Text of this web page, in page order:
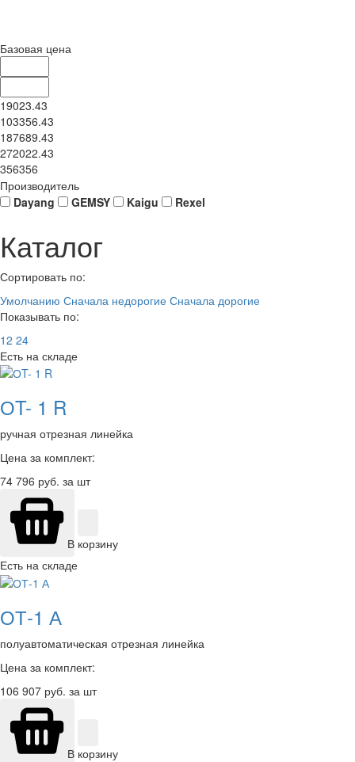
Базовая цена
19023.43
103356.43
187689.43
272022.43
356356
Производитель
Dayang
GEMSY Kaigu Rexel
Каталог
Сортировать по:
Умолчанию Сначала недорогие Сначала дорогие
Показывать по:
12 24
Есть на складе
ОT- 1 R
ручная отрезная линейка
Цена за комплект:
74 796 руб. за шт
В корзину
Есть на складе
ОТ-1 А
полуавтоматическая отрезная линейка
Цена за комплект:
106 907 руб. за шт
В корзину